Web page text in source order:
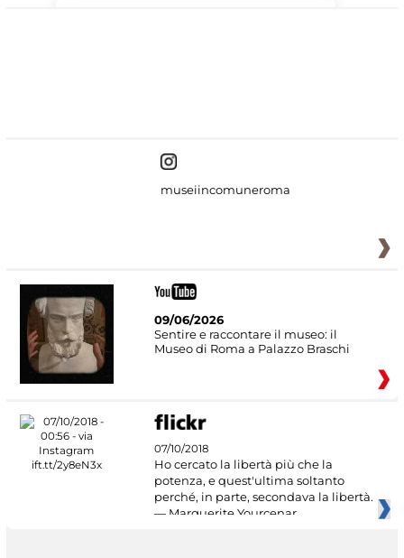
museiincomuneroma
09/06/2026
Sentire e raccontare il museo: il
Museo di Roma a Palazzo Braschi
07/10/2018
Ho cercato la libertà più che la
potenza, e quest'ultima soltanto
perché, in parte, secondava la libertà.
— Marguerite Yourcenar